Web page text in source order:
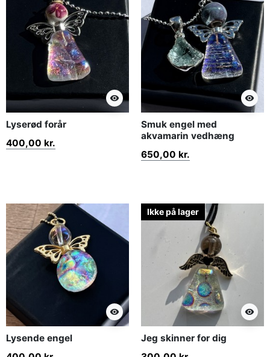
visibility
Lyserød forår
400,00 kr.
visibility
Smuk engel med
akvamarin vedhæng
650,00 kr.
visibility
Lysende engel
Ikke på lager
visibility
Jeg skinner for dig